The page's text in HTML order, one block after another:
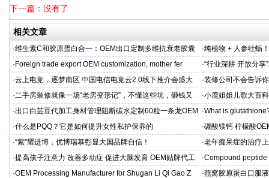
下一篇：没有了
相关文章
·维生素C和胶原蛋白合一：OEM出口定制多维抗衰老胶囊 ·纯植物 + 人参牡蛎
力保驾护航
· Foreign trade export OEM customization, mother fer ·“行业深耕 开放分
·云上电竞，逐梦南区 中国电信电竞云2.0线下推介会盛大
启幕
·装修公司不会告诉
·二手房装修就像一场“老房变形记”，不懂这些坑，砸钱又
糟心！看完这篇再开工
·小鹿姐姐儿歌大百科
·出口白芸豆代加工身材管理阻断碳水定制60粒一条龙OEM
贴牌
·What is
·什么是PQQ？它是如何提升女性私护保养的 ·碳酸镁钙 柠檬酸
制
·“紫”耀进博，优博瑞慕彰显大国品牌自信！ ·老年痴呆症的治疗
吻合术)
·提高孩子注意力 改善多动症 促进大脑发育 OEM贴牌代工 ·Compound
·OEM Processing Manufacturer for Shugan Li Qi Gao Z ·燕窝胶原蛋白口服